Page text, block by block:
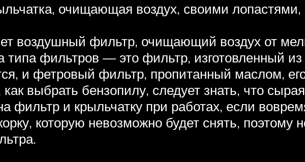
очищающая воздух, своими
воздушный фильтр, очищающий воздух от
фильтров — это фильтр, изготовленный из
и фетровый фильтр, пропитанный маслом,
выбрать бензопилу, следует знать, что
фильтр и крыльчатку при работах, если
которую невозможно будет снять, поэтому